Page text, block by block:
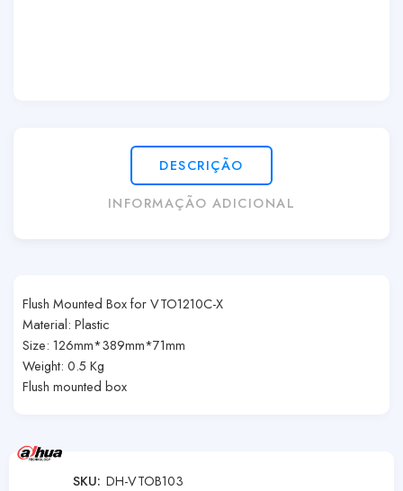
DESCRIÇÃO
INFORMAÇÃO ADICIONAL
Flush Mounted Box for VTO1210C-X
Material: Plastic
Size: 126mm*389mm*71mm
Weight: 0.5 Kg
Flush mounted box
SKU: DH-VTOB103